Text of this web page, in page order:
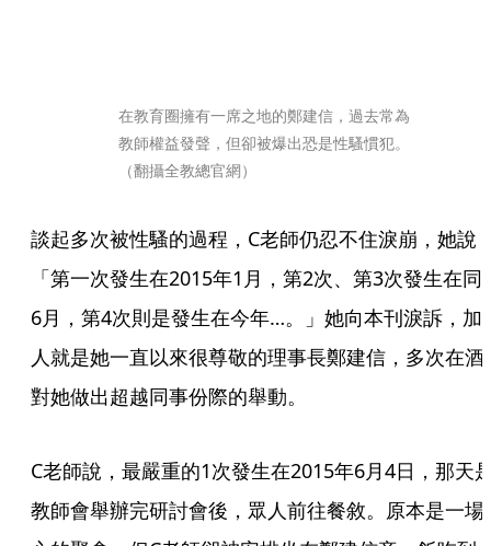
在教育圈擁有一席之地的鄭建信，過去常為
教師權益發聲，但卻被爆出恐是性騷慣犯。
（翻攝全教總官網）
談起多次被性騷的過程，C老師仍忍不住淚崩，她說
「第一次發生在2015年1月，第2次、第3次發生在同
6月，第4次則是發生在今年…。」她向本刊淚訴，加
人就是她一直以來很尊敬的理事長鄭建信，多次在酒
對她做出超越同事份際的舉動。
C老師說，最嚴重的1次發生在2015年6月4日，那天
教師會舉辦完研討會後，眾人前往餐敘。原本是一場